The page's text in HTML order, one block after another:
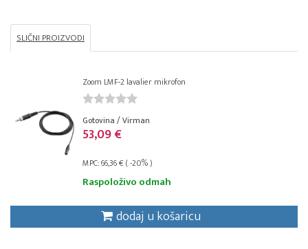
SLIČNI PROIZVODI
Zoom LMF-2 lavalier mikrofon
Gotovina / Virman
53,09 €
MPC: 66,36 € ( -20% )
Raspoloživo odmah
dodaj u košaricu